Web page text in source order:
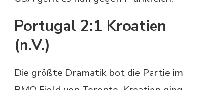
Portugal 2:1 Kroatien
(n.V.)
Die größte Dramatik bot die Partie im